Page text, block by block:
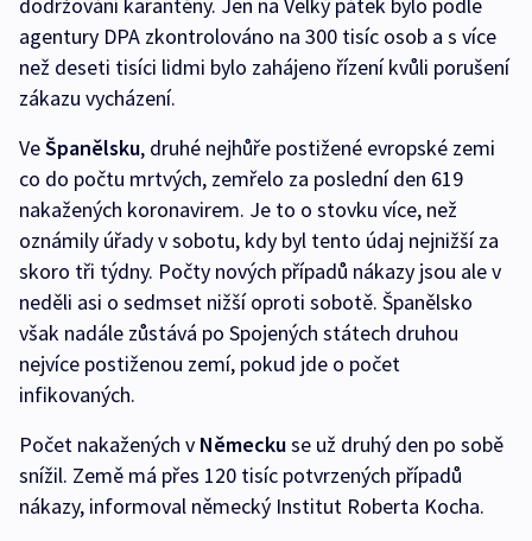
dodržování karantény. Jen na Velký pátek bylo podle
agentury DPA zkontrolováno na 300 tisíc osob a s více
než deseti tisíci lidmi bylo zahájeno řízení kvůli porušení
zákazu vycházení.
VeŠpanělsku, druhé nejhůře postižené evropské zemi
co do počtu mrtvých, zemřelo za poslední den 619
nakažených koronavirem. Je to o stovku více, než
oznámily úřady v sobotu, kdy byl tento údaj nejnižší za
skoro tři týdny. Počty nových případů nákazy jsou ale v
neděli asi o sedmset nižší oproti sobotě. Španělsko
však nadále zůstává po Spojených státech druhou
nejvíce postiženou zemí, pokud jde o počet
infikovaných.
Počet nakažených v Německuse už druhý den po sobě
snížil. Země má přes 120 tisíc potvrzených případů
nákazy, informoval německý Institut Roberta Kocha.